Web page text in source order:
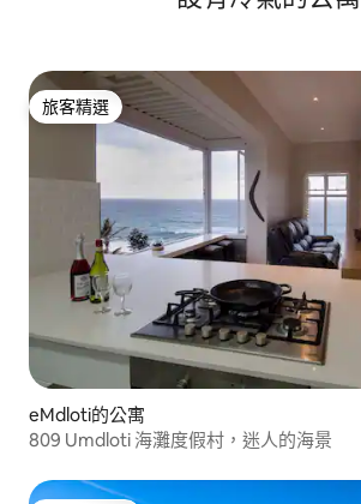
旅客精選
旅客精選
eMdloti的公寓
809 Umdloti 海灘度假村，迷人的海景